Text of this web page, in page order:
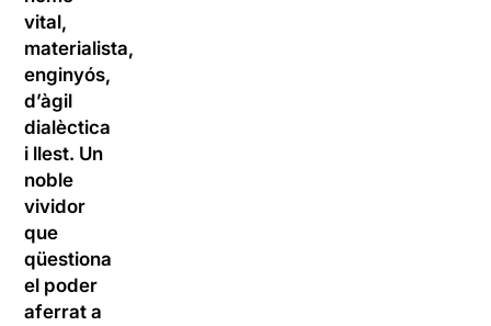
vital,
materialista,
enginyós,
d’àgil
dialèctica
i llest. Un
noble
vividor
que
qüestiona
el poder
aferrat a